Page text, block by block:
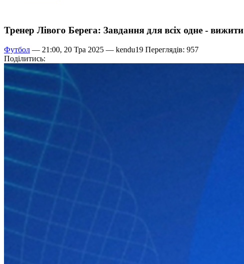
Тренер Лівого Берега: Завдання для всіх одне - вижити
Футбол — 21:00, 20 Тра 2025 — kendu19 Переглядів: 957
Поділитись: